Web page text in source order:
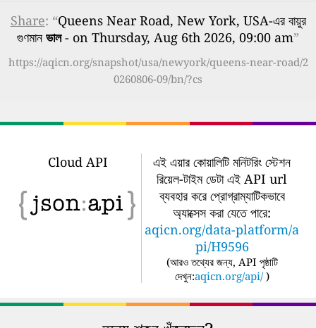
Share: “Queens Near Road, New York, USA-এর বায়ুর
গুণমান ভাল- on Thursday, Aug 6th 2026, 09:00 am”
https://aqicn.org/snapshot/usa/newyork/queens-near-road/2
0260806-09/bn/?cs
Cloud API
এই এয়ার কোয়ালিটি মনিটরিং স্টেশন
রিয়েল-টাইম ডেটা এই API url
ব্যবহার করে প্রোগ্রাম্যাটিকভাবে
অ্যাক্সেস করা যেতে পারে:
aqicn.org/data-platform/a
pi/H9596
(আরও তথ্যের জন্য, API পৃষ্ঠাটি
দেখুন:aqicn.org/api/ )